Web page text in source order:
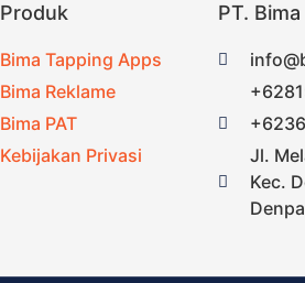
Produk
Bima Tapping Apps
Bima Reklame
Bima PAT
Kebijakan Privasi
PT.
Jl.
Kec.